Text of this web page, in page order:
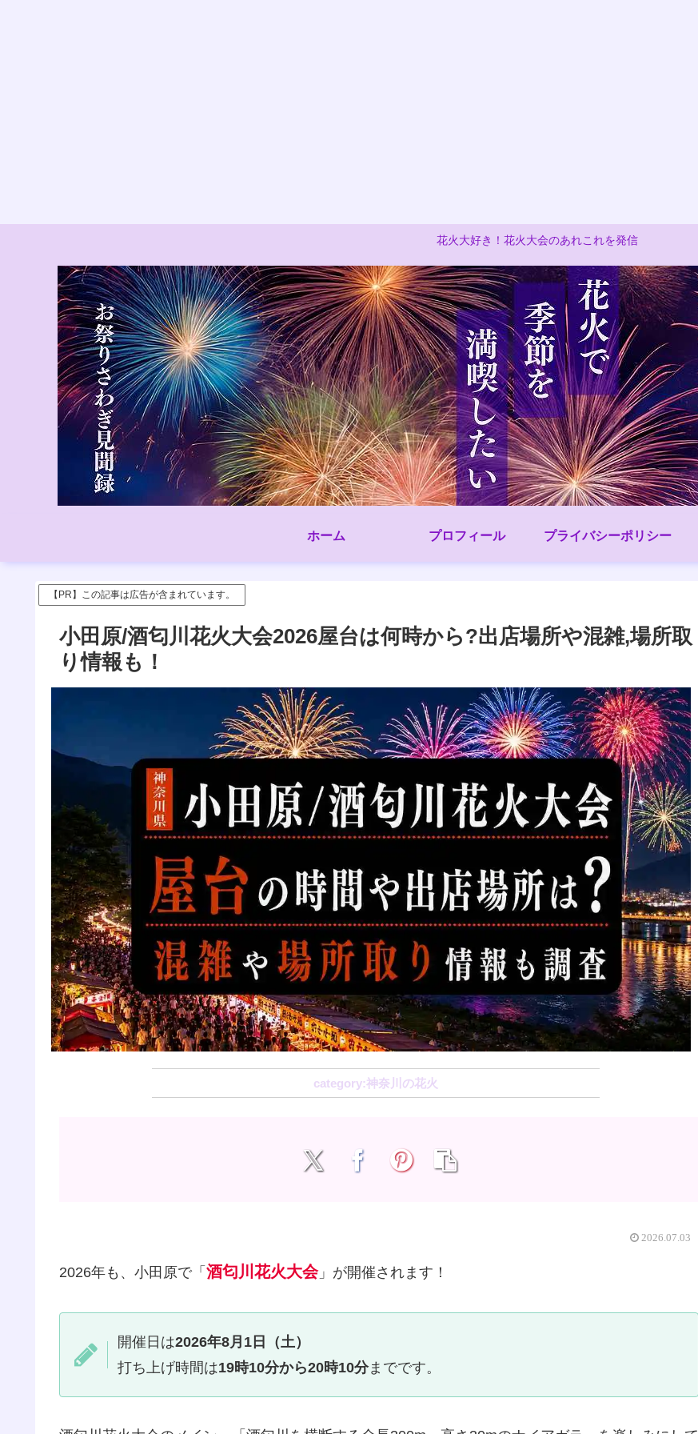
花火大好き！花火大会のあれこれを発信
ホーム プロフィール プライバシーポリシー
【PR】この記事は広告が含まれています。
小田原/酒匂川花火大会2026屋台は何時から?出店場所や混雑,場所取
り情報も！
神奈川の花火
2026.07.03
2026年も、小田原で「 酒匂川花火大会」が開催されます！
開催日は2026年8月1日（土）
打ち上げ時間は19時10分から20時10分までです。